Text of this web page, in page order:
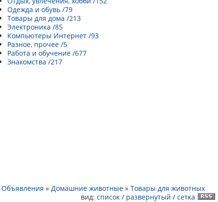
Одежда и обувь /79
Товары для дома /213
Электроника /85
Компьютеры Интернет /93
Разное, прочее /5
Работа и обучение /677
Знакомства /217
Объявления » Домашние животные » Товары для животных
вид: список / развернутый / сетка